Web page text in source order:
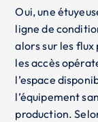
Oui, une
ligne de
alors sur les flux
les accès
l’espace
l’équipement
production.